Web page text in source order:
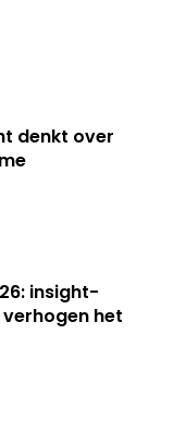
denkt over
insight-
het